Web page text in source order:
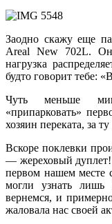
Заодно скажу еще
Areal New 702L. Он
нагрузка
будто говорит тебе:
Чуть меньше
«припарковать»
хозяин переката, за
Вскоре поклевки
— жереховый
первом нашем месте
могли узнать лишь
вернемся, и
жаловала нас своей